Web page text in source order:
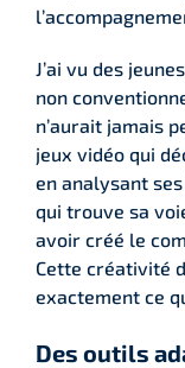
J’ai vu des
non
n’aurait jamais
jeux vidéo qui
en analysant
qui trouve sa
avoir créé le
Cette créativité
exactement ce
Des outils